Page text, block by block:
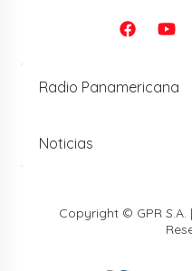
Radio Panamericana
Noticias
Copyright © GPR